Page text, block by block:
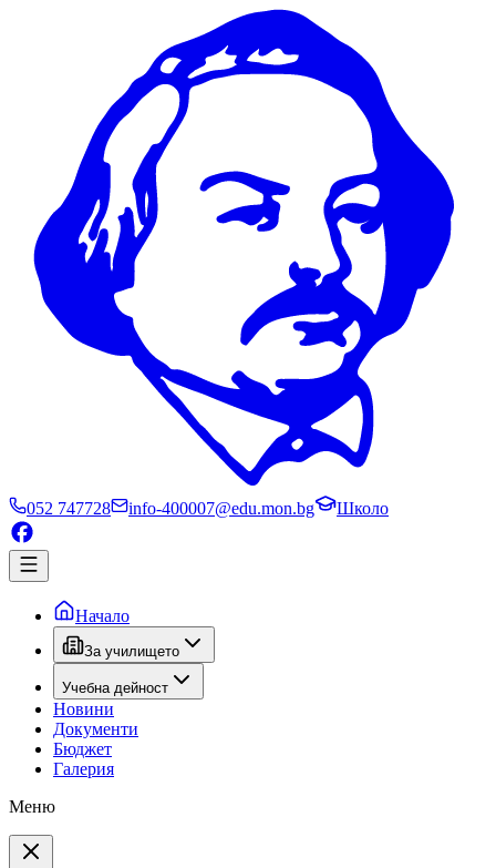
052 747728 info-400007@edu.mon.bg Школо
Начало
За училището
Учебна дейност
Новини
Документи
Бюджет
Галерия
Меню